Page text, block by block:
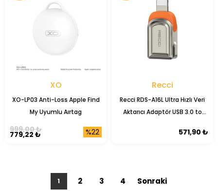
XO
XO-LP03 Anti-Loss Apple Find
My Uyumlu Aırtag
%22
779,22 ₺
999,00 ₺
Recci
Recci RDS-A16L Ultra Hızlı Veri
Aktarıcı Adaptör USB 3.0 to
571,90 ₺
1 2 3 4